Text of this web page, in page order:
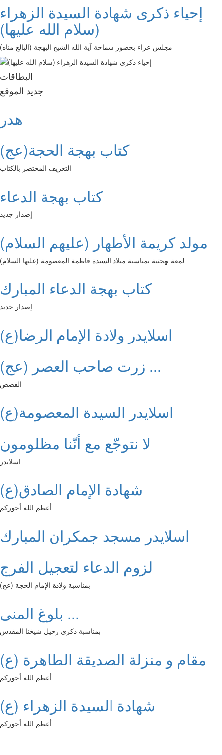
إحياء ذكرى شهادة السيدة الزهراء
(سلام الله عليها)
مجلس عزاء بحضور سماحة آية الله الشيخ البهجة (البالغ مناه)
البطاقات
جديد الموقع
هدر
كتاب بهجة الحجة(عج)
التعريف المختصر بالكتاب
كتاب بهجة الدعاء
إصدار جديد
مولد كريمة الأطهار (عليهم السلام)
لمعة بهجتية بمناسبة ميلاد السيدة فاطمة المعصومة (عليها السلام)
كتاب بهجة الدعاء المبارك
إصدار جديد
اسلايدر ولادة الإمام الرضا(ع)
زرت صاحب العصر (عج) ...
القصص
اسلايدر السيدة المعصومة(ع)
لا نتوجّع مع أنّنا مظلومون
اسلايدر
شهادة الإمام الصادق(ع)
أعظم الله أجوركم
اسلايدر مسجد جمكران المبارك
لزوم الدعاء لتعجيل الفرج
بمناسبة ولادة الإمام الحجة (عج)
بلوغ المنى ...
بمناسبة ذكرى رحيل شيخنا المقدس
مقام و منزلة الصديقة الطاهرة (ع)
أعظم الله أجوركم
شهادة السيدة الزهراء (ع)
أعظم الله أجوركم